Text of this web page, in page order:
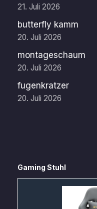
21. Juli 2026
butterfly kamm
20. Juli 2026
montageschaum
20. Juli 2026
fugenkratzer
20. Juli 2026
Gaming Stuhl